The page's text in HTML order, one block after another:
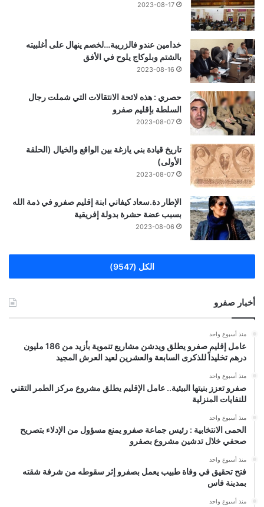
2023-08-17
خدامين عندو فالزريبة…لخصم ينهال على أغلبيته
بالشتم وبلوكاج يلوح في الأفق
2023-08-16
حصري : هذه لائحة الانتقالات التي شملت رجال
السلطة بإقليم صفرو
2023-08-07
تاريخ قيادة بني يازغة بين الواقع والخيال (الحلقة
الأولى)
2023-08-07
الإطار دة.سعاد كيفاني ابنة إقليم صفرو في ذمة الله
بسبب عضة حشرة بدولة إفريقية
2023-08-06
الكل (9547)
أخبار صفرو
منذ أسبوع واحد
عامل إقليم صفرو يطلق ويدشن مشاريع تنموية بأزيد من 186 مليون
درهم تخليداً للذكرى السابعة والعشرين لعيد العرش المجيد
منذ أسبوع واحد
صفرو تعزز بنيتها البيئية.. عامل الإقليم يطلق مشروع مركز الطمر التقني
للنفايات المنزلية
منذ أسبوع واحد
الحمى الانتخابية : رئيس جماعة صفرو يمنع مسؤول من الإدلاء بتصريح
صحفي خلال تدشين مشروع بصفرو
منذ أسبوع واحد
فتح تحقيق في وفاة طبيب يعمل بصفرو إثر سقوطه من شرفة شقته
بمدينة فاس
منذ أسبوع واحد